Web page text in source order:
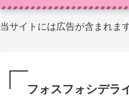
当サイトには広告が含まれます
フォスフォシデラ